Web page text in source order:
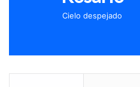
Cielo despejado